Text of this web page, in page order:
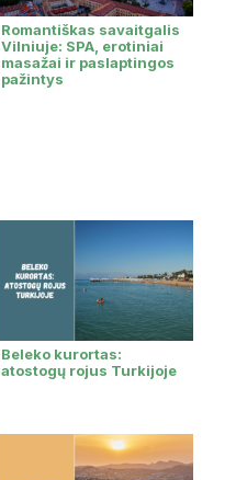
Romantiškas savaitgalis
Vilniuje: SPA, erotiniai
masažai ir paslaptingos
pažintys
Beleko kurortas:
atostogų rojus Turkijoje